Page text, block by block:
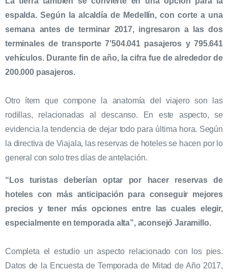
espalda. Según la alcaldía de Medellín, con corte a una
semana antes de terminar 2017, ingresaron a las dos
terminales de transporte 7’504.041 pasajeros y 795.641
vehículos. Durante fin de año, la cifra fue de alrededor de
200.000 pasajeros.
Otro ítem que compone la anatomía del viajero son las
rodillas, relacionadas al descanso. En este aspecto, se
evidencia la tendencia de dejar todo para última hora. Según
la directiva de Viajala, las reservas de hoteles se hacen por lo
general con solo tres días de antelación.
“Los turistas deberían optar por hacer reservas de
hoteles con más anticipación para conseguir mejores
precios y tener más opciones entre las cuales elegir,
especialmente en temporada alta”, aconsejó Jaramillo.
Completa el estudio un aspecto relacionado con los pies.
Datos de la Encuesta de Temporada de Mitad de Año 2017,